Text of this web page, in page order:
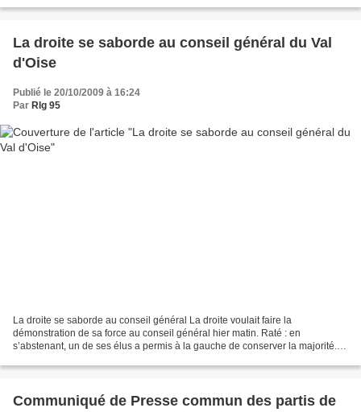
La droite se saborde au conseil général du Val
d'Oise
Publié le 20/10/2009 à 16:24
Par Rlg 95
La droite se saborde au conseil général La droite voulait faire la
démonstration de sa force au conseil général hier matin. Raté : en
s’abstenant, un de ses élus a permis à la gauche de conserver la majorité.
Communiqué de Presse commun des partis de